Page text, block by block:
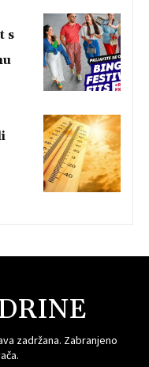
s
zadržana. Zabranjeno